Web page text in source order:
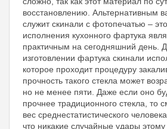
восстановлению. Альтернативным
служит скинали с фотопечатью –
исполнения кухонного фартука
практичным на сегодняшний день.
изготовлении фартука скинали
которое проходит процедуру
прочность такого стекла может
но не менее пяти. Даже если оно
прочнее традиционного стекла, то
вес среднестатистического
что никакие случайные удары